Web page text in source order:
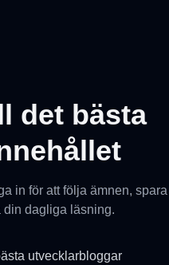
det bästa
in för att följa ämnen,
dagliga läsning.
utvecklarbloggar